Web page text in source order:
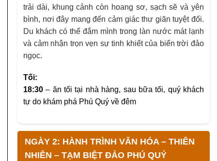
trải dài, khung cảnh còn hoang sơ, sạch sẽ và yên
bình, nơi đây mang đến cảm giác thư giãn tuyệt đối.
Du khách có thể đắm mình trong làn nước mát lạnh
và cảm nhận trọn vẹn sự tinh khiết của biển trời đảo
ngọc.
Tối:
18:30 – ăn tối tại nhà hàng, sau bữa tối, quý khách
tự do khám phá Phú Quý về đêm
NGÀY 2: HÀNH TRÌNH VĂN HÓA – THIÊN
NHIÊN – TẠM BIỆT ĐẢO PHÚ QUÝ